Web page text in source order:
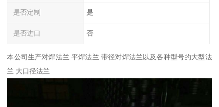
是否定制 是
是否进口 否
本公司生产对焊法兰 平焊法兰 带径对焊法兰以及各种型号的大型法
兰 大口径法兰